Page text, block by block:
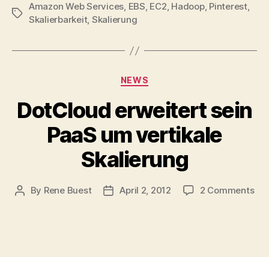
Tags
Amazon Web Services, EBS, EC2, Hadoop, Pinterest,
Skalierbarkeit, Skalierung
Categories
NEWS
DotCloud erweitert sein
PaaS um vertikale
Skalierung
Post
By Rene Buest
PostApril 2, 2012 2 Commentson